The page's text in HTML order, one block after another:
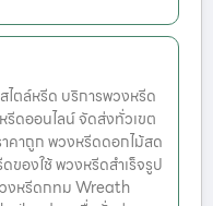
ตล์หรีด บริการพวงหรีด
ดออนไลน์ จัดส่งทั่วเขต
คาถูก พวงหรีดดอกไม้สด
องใช้ พวงหรีดสำเร็จรูป
งหรีดกทม Wreath